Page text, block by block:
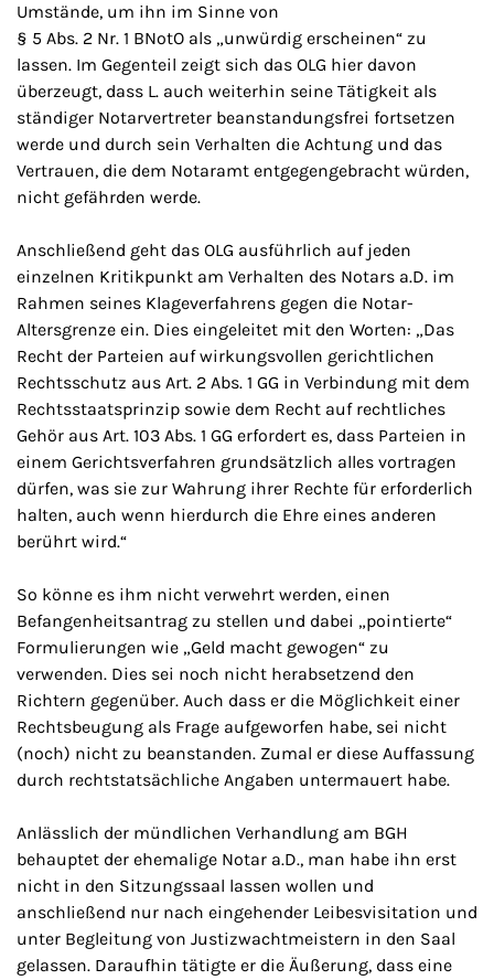
Umstände, um ihn im Sinne von
§ 5 Abs. 2 Nr. 1 BNotO als „unwürdig erscheinen“ zu
lassen. Im Gegenteil zeigt sich das OLG hier davon
überzeugt, dass L. auch weiterhin seine Tätigkeit als
ständiger Notarvertreter beanstandungsfrei fortsetzen
werde und durch sein Verhalten die Achtung und das
Vertrauen, die dem Notaramt entgegengebracht würden,
nicht gefährden werde.
Anschließend geht das OLG ausführlich auf jeden
einzelnen Kritikpunkt am Verhalten des Notars a.D. im
Rahmen seines Klageverfahrens gegen die Notar-
Altersgrenze ein. Dies eingeleitet mit den Worten: „Das
Recht der Parteien auf wirkungsvollen gerichtlichen
Rechtsschutz aus Art. 2 Abs. 1 GG in Verbindung mit dem
Rechtsstaatsprinzip sowie dem Recht auf rechtliches
Gehör aus Art. 103 Abs. 1 GG erfordert es, dass Parteien in
einem Gerichtsverfahren grundsätzlich alles vortragen
dürfen, was sie zur Wahrung ihrer Rechte für erforderlich
halten, auch wenn hierdurch die Ehre eines anderen
berührt wird.“
So könne es ihm nicht verwehrt werden, einen
Befangenheitsantrag zu stellen und dabei „pointierte“
Formulierungen wie „Geld macht gewogen“ zu
verwenden. Dies sei noch nicht herabsetzend den
Richtern gegenüber. Auch dass er die Möglichkeit einer
Rechtsbeugung als Frage aufgeworfen habe, sei nicht
(noch) nicht zu beanstanden. Zumal er diese Auffassung
durch rechtstatsächliche Angaben untermauert habe.
Anlässlich der mündlichen Verhandlung am BGH
behauptet der ehemalige Notar a.D., man habe ihn erst
nicht in den Sitzungssaal lassen wollen und
anschließend nur nach eingehender Leibesvisitation und
unter Begleitung von Justizwachtmeistern in den Saal
gelassen. Daraufhin tätigte er die Äußerung, dass eine